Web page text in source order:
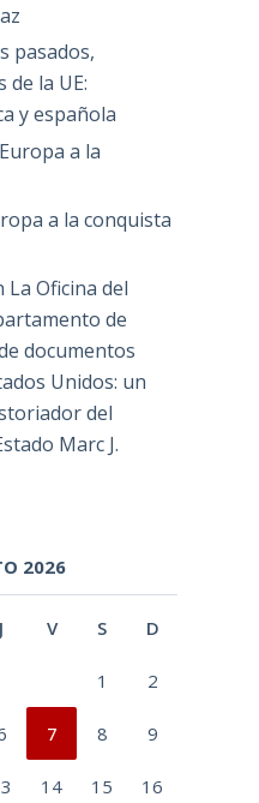
pasados,
la UE:
y española
Europa a la
a la conquista
La Oficina del
de
documentos
Unidos: un
del
Marc J.
2026
J V S D
1 2
7 8 9
14 15 16